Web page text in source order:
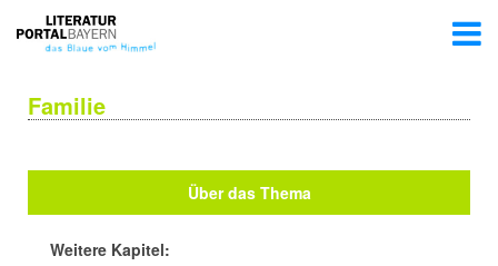
Familie
Über das Thema
Weitere Kapitel: